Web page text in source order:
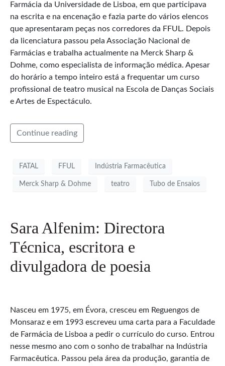
Farmácia da Universidade de Lisboa, em que participava
na escrita e na encenação e fazia parte do vários elencos
que apresentaram peças nos corredores da FFUL. Depois
da licenciatura passou pela Associação Nacional de
Farmácias e trabalha actualmente na Merck Sharp &
Dohme, como especialista de informação médica. Apesar
do horário a tempo inteiro está a frequentar um curso
profissional de teatro musical na Escola de Danças Sociais
e Artes de Espectáculo.
Continue reading
FATAL FFUL Indústria Farmacêutica
Merck Sharp & Dohme teatro Tubo de Ensaios
Sara Alfenim: Directora
Técnica, escritora e
divulgadora de poesia
Nasceu em 1975, em Évora, cresceu em Reguengos de
Monsaraz e em 1993 escreveu uma carta para a Faculdade
de Farmácia de Lisboa a pedir o currículo do curso. Entrou
nesse mesmo ano com o sonho de trabalhar na Indústria
Farmacêutica. Passou pela área da produção, garantia de